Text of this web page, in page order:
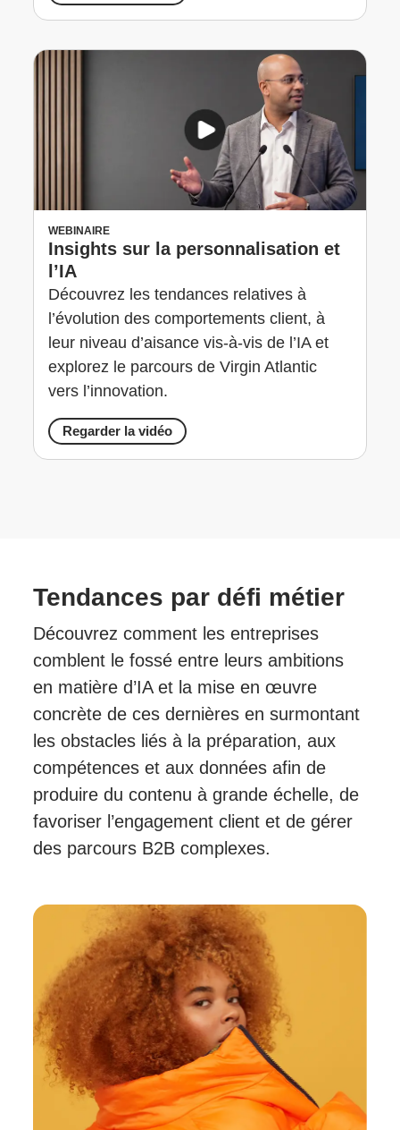
WEBINAIRE
Insights sur la personnalisation et
l’IA
Découvrez les tendances relatives à
l’évolution des comportements client, à
leur niveau d’aisance vis-à-vis de l’IA et
explorez le parcours de Virgin Atlantic
vers l’innovation.
Regarder la vidéo
Tendances par défi métier
Découvrez comment les entreprises
comblent le fossé entre leurs ambitions
en matière d’IA et la mise en œuvre
concrète de ces dernières en surmontant
les obstacles liés à la préparation, aux
compétences et aux données afin de
produire du contenu à grande échelle, de
favoriser l’engagement client et de gérer
des parcours B2B complexes.